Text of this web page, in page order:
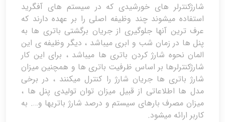
شارژکنترلر های خورشیدی که در سیستم های آفگرید
استفاده میشوند چند وظیفه اصلی را بر عهده دارند که
عرف ترین آنها جلوگیری از جریان برگشتی باتری ها به
پنل ها در زمان شب و ابری میباشد ، دیگر وظیفه ی این
المان نحوه شارژ کردن باتری ها میباشد ، برای این کار
شارژکنترلرها بر اساس ظرفیت باتری ها و همچنین میزان
شارژ باتری ها جریان شارژ را کنترل میکنند ، در برخی
مدل ها اطلاعاتی از قبیل میزان توان تولیدی پنل ها ،
میزان مصرف بارهای سیستم و درصد شارژ باتریها و…. به
کاربر ارائه میشود.